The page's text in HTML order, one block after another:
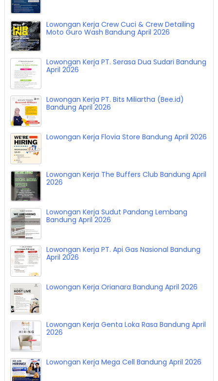
Lowongan Kerja PT. NSC Finance Bandung Mei
2026
Lowongan Kerja Crew Cuci & Crew Detailing
Moto Guro Wash Bandung April 2026
Lowongan Kerja PT. Serasa Dua Sudari Bandung
April 2026
Lowongan Kerja PT. Bits Miliartha (Bee.id)
Bandung April 2026
Lowongan Kerja Flovia Store Bandung April 2026
Lowongan Kerja The Buffers Club Bandung April
2026
Lowongan Kerja Sudut Pandang Lembang
Bandung April 2026
Lowongan Kerja PT. Api Gas Nasional Bandung
April 2026
Lowongan Kerja Orianara Bandung April 2026
Lowongan Kerja Genta Loka Rasa Bandung April